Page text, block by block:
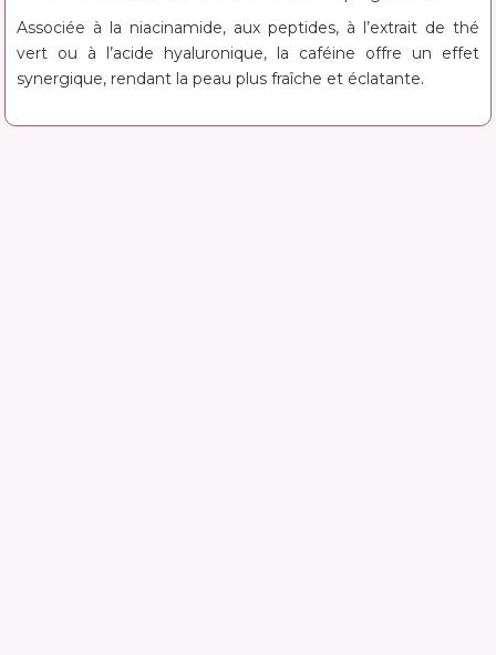
Associée à la niacinamide, aux peptides, à l’extrait de thé
vert ou à l’acide hyaluronique, la caféine offre un effet
synergique, rendant la peau plus fraîche et éclatante.